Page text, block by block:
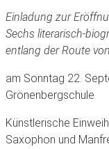
Einladung zur
Sechs literarisch-
entlang der Route
am Sonntag 22.
Grönenbergschule
Künstlerische
Saxophon und